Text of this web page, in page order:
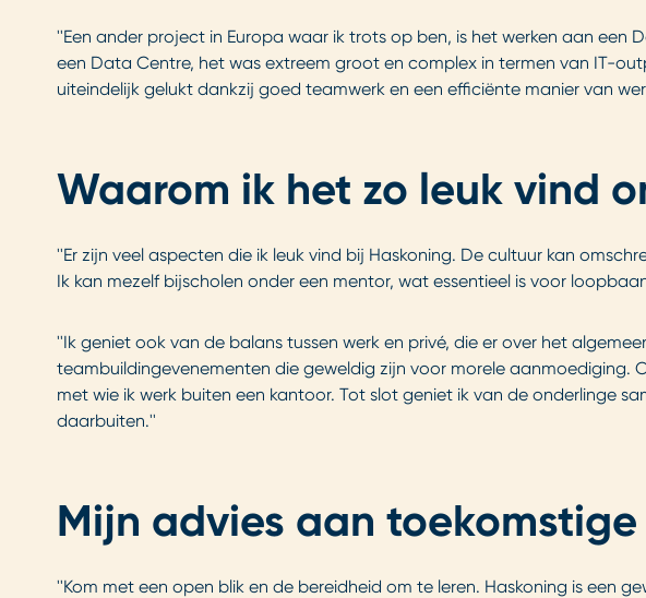
''Een ander project in Europa waar ik trots op ben, is het werken aan
een Data Centre, het was extreem groot en complex in termen van IT-
uiteindelijk gelukt dankzij goed teamwerk en een efficiënte manier van
Waarom ik het zo leuk vind
''Er zijn veel aspecten die ik leuk vind bij Haskoning. De cultuur kan
Ik kan mezelf bijscholen onder een mentor, wat essentieel is voor
''Ik geniet ook van de balans tussen werk en privé, die er over het
teambuildingevenementen die geweldig zijn voor morele aanmoediging.
met wie ik werk buiten een kantoor. Tot slot geniet ik van de onderlinge
daarbuiten.''
Mijn advies aan
''Kom met een open blik en de bereidheid om te leren. Haskoning is een